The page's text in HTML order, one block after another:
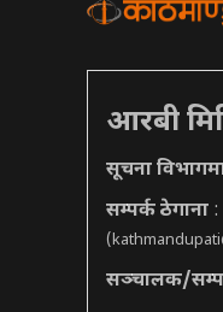
आरबी
सूचना
सम्पर्क ठेगाना
(
सञ्चालक/